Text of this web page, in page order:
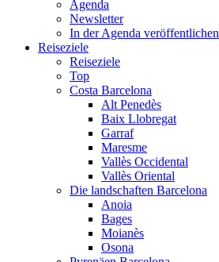
Agenda
Newsletter
In der Agenda veröffentlichen
Reiseziele
Reiseziele
Top
Costa Barcelona
Alt Penedès
Baix Llobregat
Garraf
Maresme
Vallès Occidental
Vallès Oriental
Die landschaften Barcelona
Anoia
Bages
Moianès
Osona